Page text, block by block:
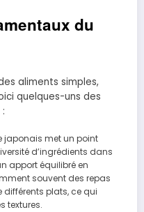
du
aliments simples,
quelques-uns des
japonais met un point
d’ingrédients dans
apport équilibré en
souvent des repas
plats, ce qui
textures.